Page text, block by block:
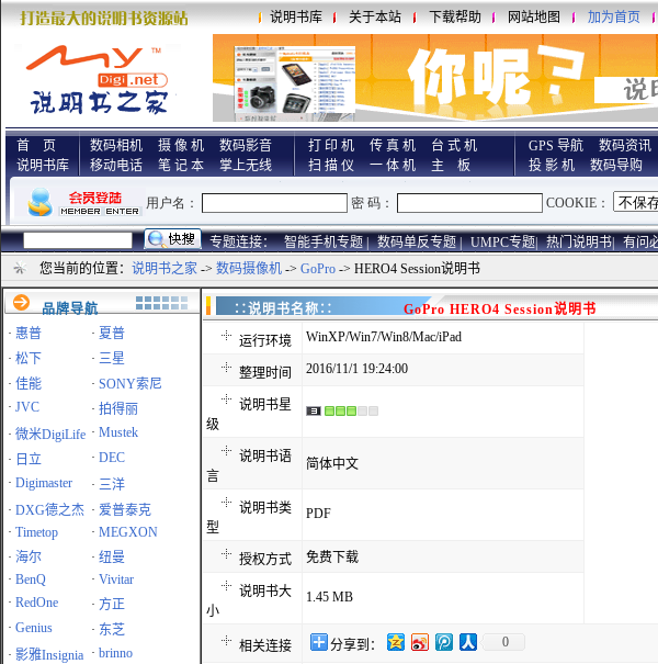
说明书库 关于本站 下载帮助 网站地图 加为首页
首 页
说明书库
数码相机 摄 像 机
数码影音
移动电话
笔 记 本 掌上无线
打 印 机 传 真 机
台 式 机
扫 描 仪
一 体 机 主 板
GPS 导航 数码资讯
投 影 机
数码导购
专题连接： 智能手机专题 | 数码单反专题 | UMPC专题| 热门说明书| 有问
您当前的位置： 说明书之家 -> 数码摄像机 -> GoPro -> HERO4 Session说明书
品牌导航
· 惠普 · 夏普
· 松下 · 三星
· 佳能 · SONY索尼
· JVC · 拍得丽
· 微米DigiLife · Mustek
· 日立 · DEC
· Digimaster · 三洋
· DXG德之杰 · 爱普泰克
· Timetop · MEGXON
· 海尔 · 纽曼
· BenQ · Vivitar
· RedOne · 方正
· Genius · 东芝
· 影雅Insignia · brinno
∷说明书名称∷ GoPro HERO4 Session说明书
运行环境 WinXP/Win7/Win8/Mac/iPad
整理时间 2016/11/1 19:24:00
说明书星
级
说明书语
言
简体中文
说明书类
型
PDF
授权方式 免费下载
说明书大
小
1.45 MB
相关连接 分享到： 0